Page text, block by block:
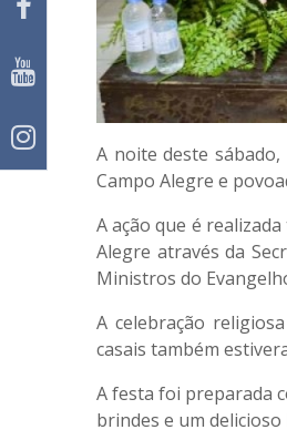
A noite deste sábado,
Campo Alegre e
A ação que é
Alegre através da
Ministros do
A celebração
casais também
A festa foi preparada
brindes e um